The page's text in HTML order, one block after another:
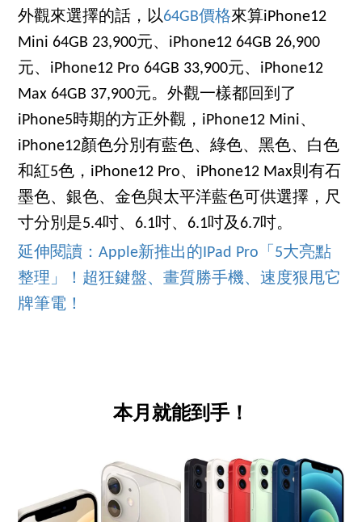
外觀來選擇的話，以64GB價格來算iPhone12
Mini 64GB 23,900元、iPhone12 64GB 26,900
元、iPhone12 Pro 64GB 33,900元、iPhone12
Max 64GB 37,900元。外觀一樣都回到了
iPhone5時期的方正外觀，iPhone12 Mini、
iPhone12顏色分別有藍色、綠色、黑色、白色
和紅5色，iPhone12 Pro、iPhone12 Max則有石
墨色、銀色、金色與太平洋藍色可供選擇，尺
寸分別是5.4吋、6.1吋、6.1吋及6.7吋。
延伸閱讀：Apple新推出的IPad Pro「5大亮點
整理」！超狂鍵盤、畫質勝手機、速度狠甩它
牌筆電！
本月就能到手！